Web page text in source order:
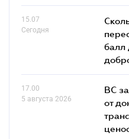
15.07
Сегодня
балл
17.00
5 августа 2026
ВС
от